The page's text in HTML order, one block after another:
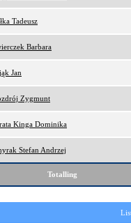
Tadeusz
Barbara
Jan
Zygmunt
Kinga Dominika
Stefan Andrzej
Totalling